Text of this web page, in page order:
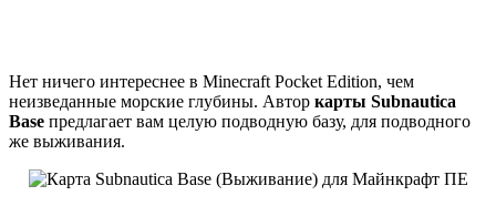
Нет ничего интереснее в Minecraft Pocket Edition, чем
неизведанные морские глубины. Автор карты Subnautica
Base предлагает вам целую подводную базу, для подводного
же выживания.